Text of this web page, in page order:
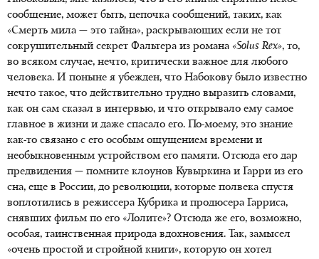
сообщение, может быть, цепочка сообщений, таких, как
«Смерть мила — это тайна», раскрывающих если не тот
сокрушительный секрет Фальтера из романа «Solus Rex», то,
во всяком случае, нечто, критически важное для любого
человека. И поныне я убежден, что Набокову было известно
нечто такое, что действительно трудно выразить словами,
как он сам сказал в интервью, и что открывало ему самое
главное в жизни и даже спасало его. По-моему, это знание
как-то связано с его особым ощущением времени и
необыкновенным устройством его памяти. Отсюда его дар
предвидения — помните клоунов Кувыркина и Гарри из его
сна, еще в России, до революции, которые полвека спустя
воплотились в режиссера Кубрика и продюсера Гарриса,
снявших фильм по его «Лолите»? Отсюда же его, возможно,
особая, таинственная природа вдохновения. Так, замысел
«очень простой и стройной книги», которую он хотел